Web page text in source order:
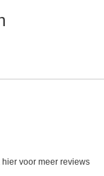
hier voor meer reviews